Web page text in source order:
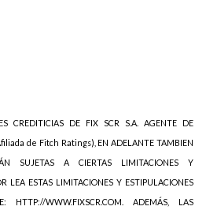
CREDITICIAS DE FIX SCR S.A. AGENTE DE
de Fitch Ratings), EN ADELANTE TAMBIEN
SUJETAS A CIERTAS LIMITACIONES Y
LEA ESTAS LIMITACIONES Y ESTIPULACIONES
HTTP://WWW.FIXSCR.COM. ADEMÁS, LAS